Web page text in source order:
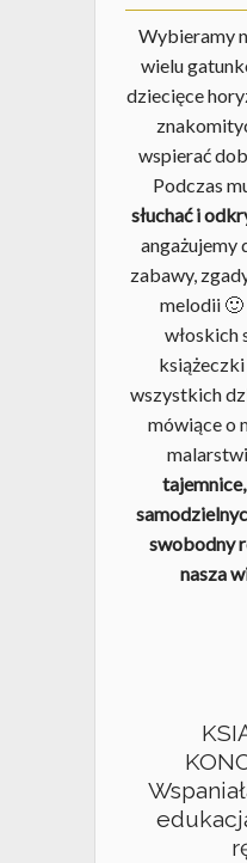
Wybieramy
wielu
dziecięce
wspierać
Podczas
słuchać i
angażujemy
zabawy,
melodii
włoskich
wszystkich
mówiące o
swobodny
nasza